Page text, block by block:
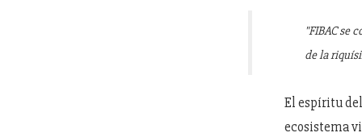
"FIBAC se
de la
El espíritu
ecosistema